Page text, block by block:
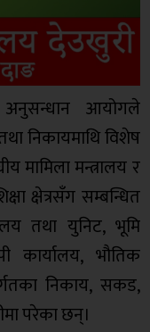
आयोगले
निकायमाथि विशेष
मामिला मन्त्रालय र
क्षेत्रसँग सम्बन्धित
तथा युनिट, भूमि
कार्यालय, भौतिक
निकाय, सकड,
परेका छन्।